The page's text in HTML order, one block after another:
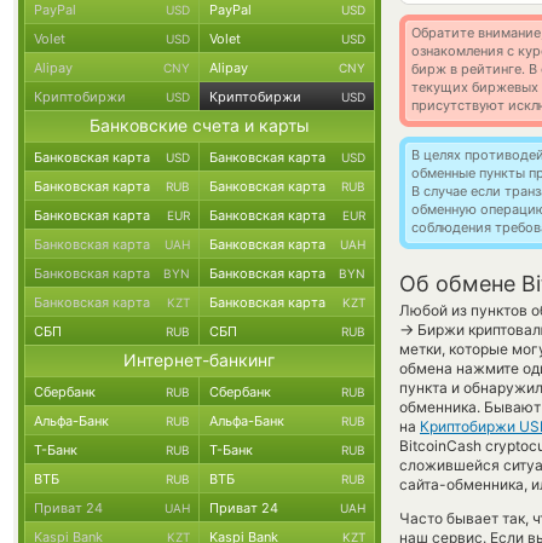
Обратите
ознакомления с
бирж в рейтинге. В
текущих биржевых
присутствуют
В целях
обменные пункты
В случае если
обменную
соблюдения
Об обмене
Любой из пунктов
→ Биржи
метки, которые
обмена нажмите
пункта и
обменника. Бывают
на Криптобиржи
BitcoinCash
сложившейся
сайта-обменника,
Часто бывает так,
наш сервис. Если
PayPal USD PayPal USD
Volet USD Volet USD
Alipay CNY Alipay CNY
Криптобиржи USD Криптобиржи USD
Банковские счета и карты
Банковская карта USD Банковская карта USD
Банковская карта RUB Банковская карта RUB
Банковская карта EUR Банковская карта EUR
Банковская карта UAH Банковская карта UAH
Банковская карта BYN Банковская карта BYN
Банковская карта KZT Банковская карта KZT
СБП RUB СБП RUB
Интернет-банкинг
Сбербанк RUB Сбербанк RUB
Альфа-Банк RUB Альфа-Банк RUB
Т-Банк RUB Т-Банк RUB
ВТБ RUB ВТБ RUB
Приват 24 UAH Приват 24 UAH
Kaspi Bank KZT Kaspi Bank KZT